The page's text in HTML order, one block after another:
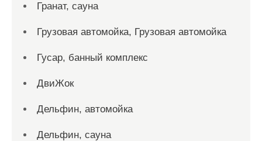
Гранат, сауна
Грузовая автомойка, Грузовая автомойка
Гусар, банный комплекс
ДвиЖок
Дельфин, автомойка
Дельфин, сауна